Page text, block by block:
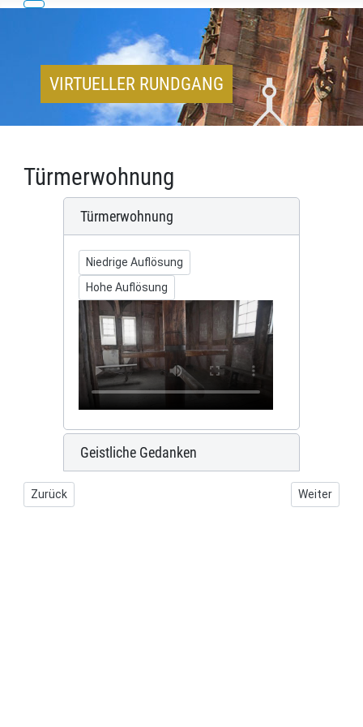
VIRTUELLER RUNDGANG
Türmerwohnung
Türmerwohnung
Niedrige Auflösung
Hohe Auflösung
Geistliche Gedanken
Vorheriger Beitrag: Versteckte Orte
Zurück Nächster
Weiter